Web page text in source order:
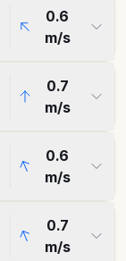
0.6
m/s
0.7
m/s
0.6
m/s
0.7
m/s